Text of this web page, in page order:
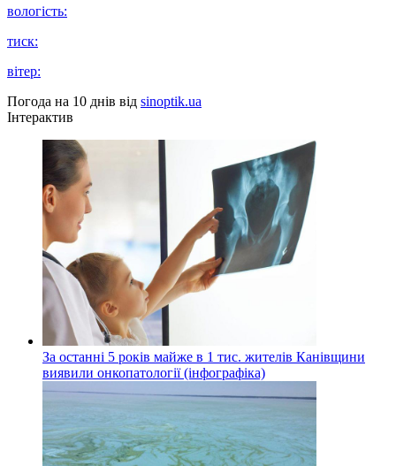
вологість:
тиск:
вітер:
Погода на 10 днів від sinoptik.ua
Інтерактив
За останні 5 років майже в 1 тис. жителів Канівщини
виявили онкопатології (інфографіка)